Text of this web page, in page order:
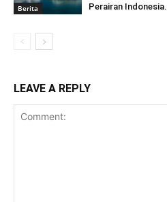
Berita
Perairan Indonesia.
LEAVE A REPLY